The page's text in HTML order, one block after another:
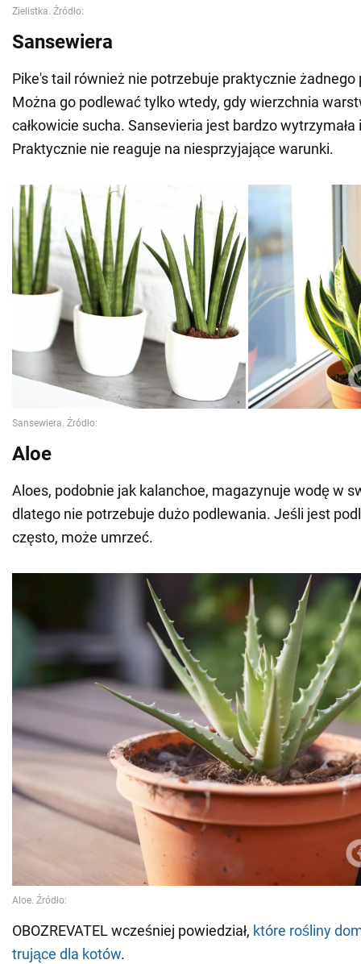
Sansewiera
Pike's tail również nie potrzebuje praktycznie żadnego
Można go podlewać tylko wtedy, gdy wierzchnia
całkowicie sucha. Sansevieria jest bardzo wytrzymała
Praktycznie nie reaguje na niesprzyjające warunki.
Aloe
Aloes, podobnie jak kalanchoe, magazynuje wodę w
dlatego nie potrzebuje dużo podlewania. Jeśli jest
często, może umrzeć.
OBOZREVATEL wcześniej powiedział, które rośliny
trujące dla kotów.